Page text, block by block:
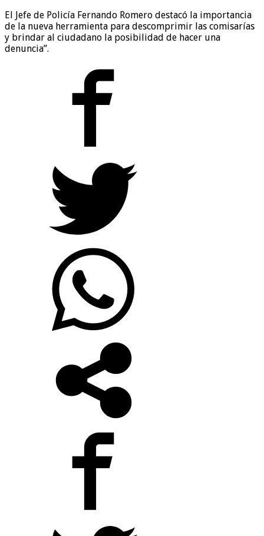
El Jefe de Policía Fernando Romero destacó la importancia
de la nueva herramienta para descomprimir las comisarías
y brindar al ciudadano la posibilidad de hacer una
denuncia”.